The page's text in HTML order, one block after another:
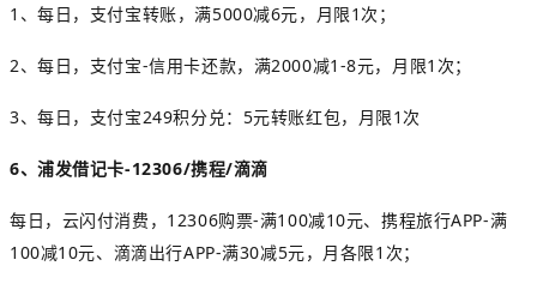
1、每日，支付宝转账，满5000减6元，月限1次；
2、每日，支付宝-信用卡还款，满2000减1-8元，月限1次；
3、每日，支付宝249积分兑：5元转账红包，月限1次
6、浦发借记卡-12306/携程/滴滴
每日，云闪付消费，12306购票-满100减10元、携程旅行APP-满
100减10元、滴滴出行APP-满30减5元，月各限1次；